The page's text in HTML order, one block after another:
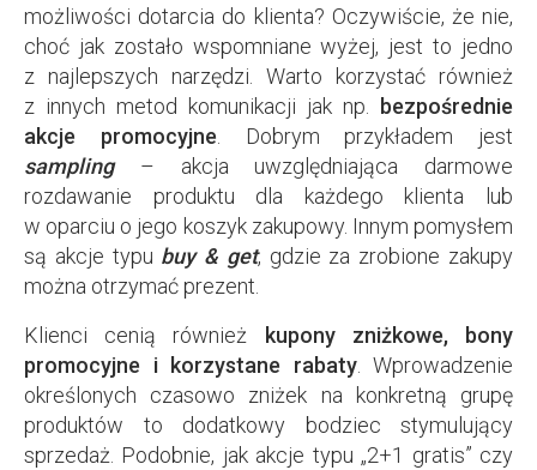
możliwości dotarcia do klienta? Oczywiście, że nie,
choć jak zostało wspomniane wyżej, jest to jedno
z najlepszych narzędzi. Warto korzystać również
z innych metod komunikacji jak np.
bezpośrednie
akcje promocyjne . Dobrym przykładem jest
sampling
– akcja uwzględniająca darmowe
rozdawanie produktu dla każdego klienta lub
w oparciu o jego koszyk zakupowy. Innym pomysłem
są akcje typu buy & get, gdzie za zrobione zakupy
można otrzymać prezent.
Klienci cenią również
kupony zniżkowe, bony
promocyjne i korzystane rabaty. Wprowadzenie
określonych czasowo zniżek na konkretną grupę
produktów to dodatkowy bodziec stymulujący
sprzedaż. Podobnie, jak akcje typu „2+1 gratis” czy